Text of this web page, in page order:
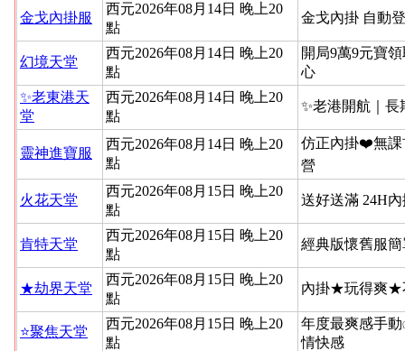
金戈內掛服
西元2026年08月14日 晚上20
點
金戈內掛 自動
幻境天堂
西元2026年08月14日 晚上20
點
開局9萬9元寶
心
✨老東港天
堂
西元2026年08月14日 晚上20
點
✨老港開航｜長
靈神進寶服
西元2026年08月14日 晚上20
點
仿正內掛❤️無
營
火花天堂
西元2026年08月15日 晚上20
點
送好送滿 24H
肯特天堂
西元2026年08月15日 晚上20
點
經典版懷舊服
★劫界天堂
西元2026年08月15日 晚上20
點
內掛★玩得爽★
⭐聚焦天堂
西元2026年08月15日 晚上20
點
年度最爽感手
情快感